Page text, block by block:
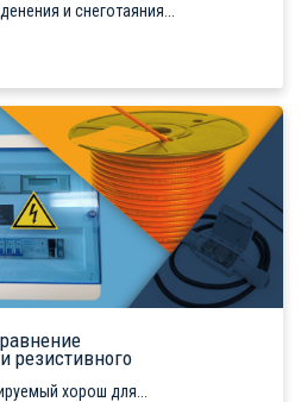
и снеготаяния...
резистивного
хорош для...